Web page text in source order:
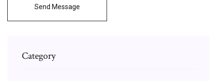
Send Message
Category